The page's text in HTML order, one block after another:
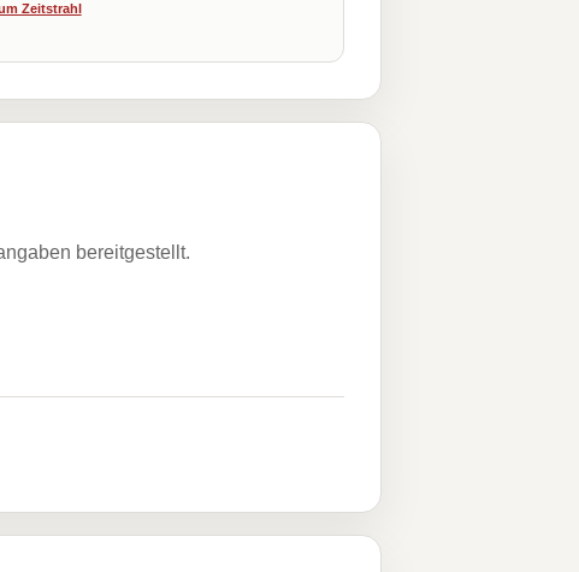
Zeitstrahl
bereitgestellt.